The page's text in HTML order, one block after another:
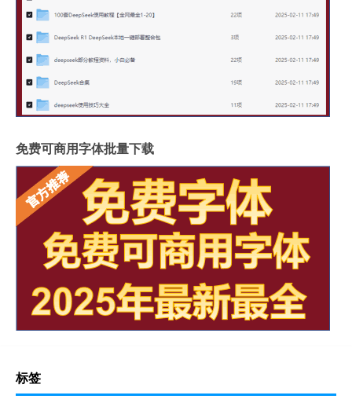
免费可商用字体批量下载
标签